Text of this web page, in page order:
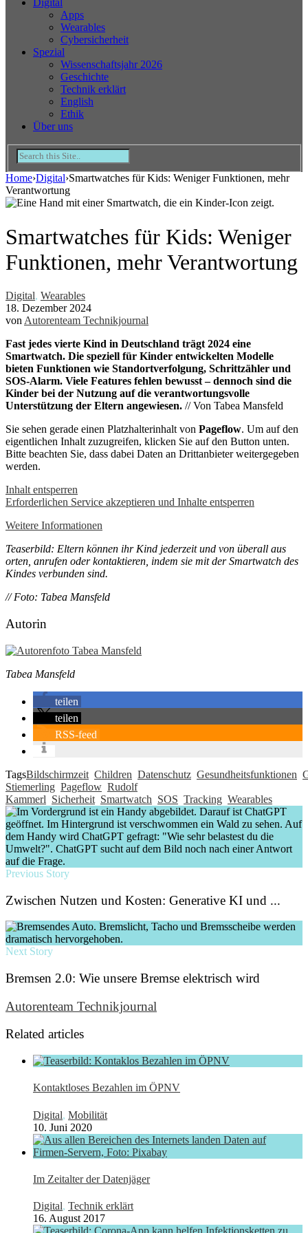
Apps
Wearables
Cybersicherheit
Spezial
Wissenschaftsjahr 2026
Geschichte
Technik erklärt
English
Ethik
Über uns
Home›Digital›Smartwatches für Kids: Weniger Funktionen, mehr
Verantwortung
Smartwatches für Kids: Weniger
Funktionen, mehr Verantwortung
Digital, Wearables
18. Dezember 2024
von Autorenteam Technikjournal
Fast jedes vierte Kind in Deutschland trägt 2024 eine
Smartwatch. Die speziell für Kinder entwickelten Modelle
bieten Funktionen wie Standortverfolgung, Schrittzähler und
SOS-Alarm. Viele Features fehlen bewusst – dennoch sind die
Kinder bei der Nutzung auf die verantwortungsvolle
Unterstützung der Eltern angewiesen. // Von Tabea Mansfeld
Sie sehen gerade einen Platzhalterinhalt von Pageflow. Um auf den
eigentlichen Inhalt zuzugreifen, klicken Sie auf den Button unten.
Bitte beachten Sie, dass dabei Daten an Drittanbieter weitergegeben
werden.
Inhalt entsperren
Erforderlichen Service akzeptieren und Inhalte entsperren
Weitere Informationen
Teaserbild: Eltern können ihr Kind jederzeit und von überall aus
orten, anrufen oder kontaktieren, indem sie mit der Smartwatch des
Kindes verbunden sind.
// Foto: Tabea Mansfeld
Autorin
Tabea Mansfeld
teilen
teilen
RSS-feed
TagsBildschirmzeit Children Datenschutz Gesundheitsfunktionen
Stiemerling Pageflow Rudolf
Kammerl Sicherheit Smartwatch SOS Tracking Wearables
Previous Story
Zwischen Nutzen und Kosten: Generative KI und ...
Next Story
Bremsen 2.0: Wie unsere Bremse elektrisch wird
Autorenteam Technikjournal
Related articles
Kontaktloses Bezahlen im ÖPNV
Digital, Mobilität
10. Juni 2020
Im Zeitalter der Datenjäger
Digital, Technik erklärt
16. August 2017